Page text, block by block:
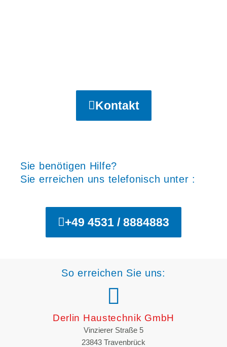
Kontakt
Sie benötigen Hilfe?
Sie erreichen uns telefonisch unter :
+49 4531 / 8884883
So erreichen Sie uns:
Derlin Haustechnik GmbH
Vinzierer Straße 5
23843 Travenbrück